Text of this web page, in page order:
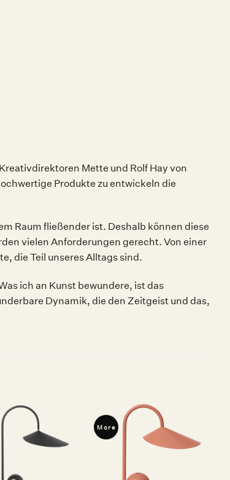
Mette und Rolf Hay von
Produkte zu entwickeln die
Raum fließender ist. Deshalb können diese
vielen Anforderungen gerecht. Von einer
die Teil unseres Alltags sind.
ich an Kunst bewundere, ist das
Dynamik, die den Zeitgeist und das,
Wunschliste
More
Wunschliste